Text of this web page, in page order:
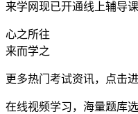
来学网现已开通线上辅导
心之所往
来而学之
更多热门考试资讯，点击进
在线视频学习，海量题库